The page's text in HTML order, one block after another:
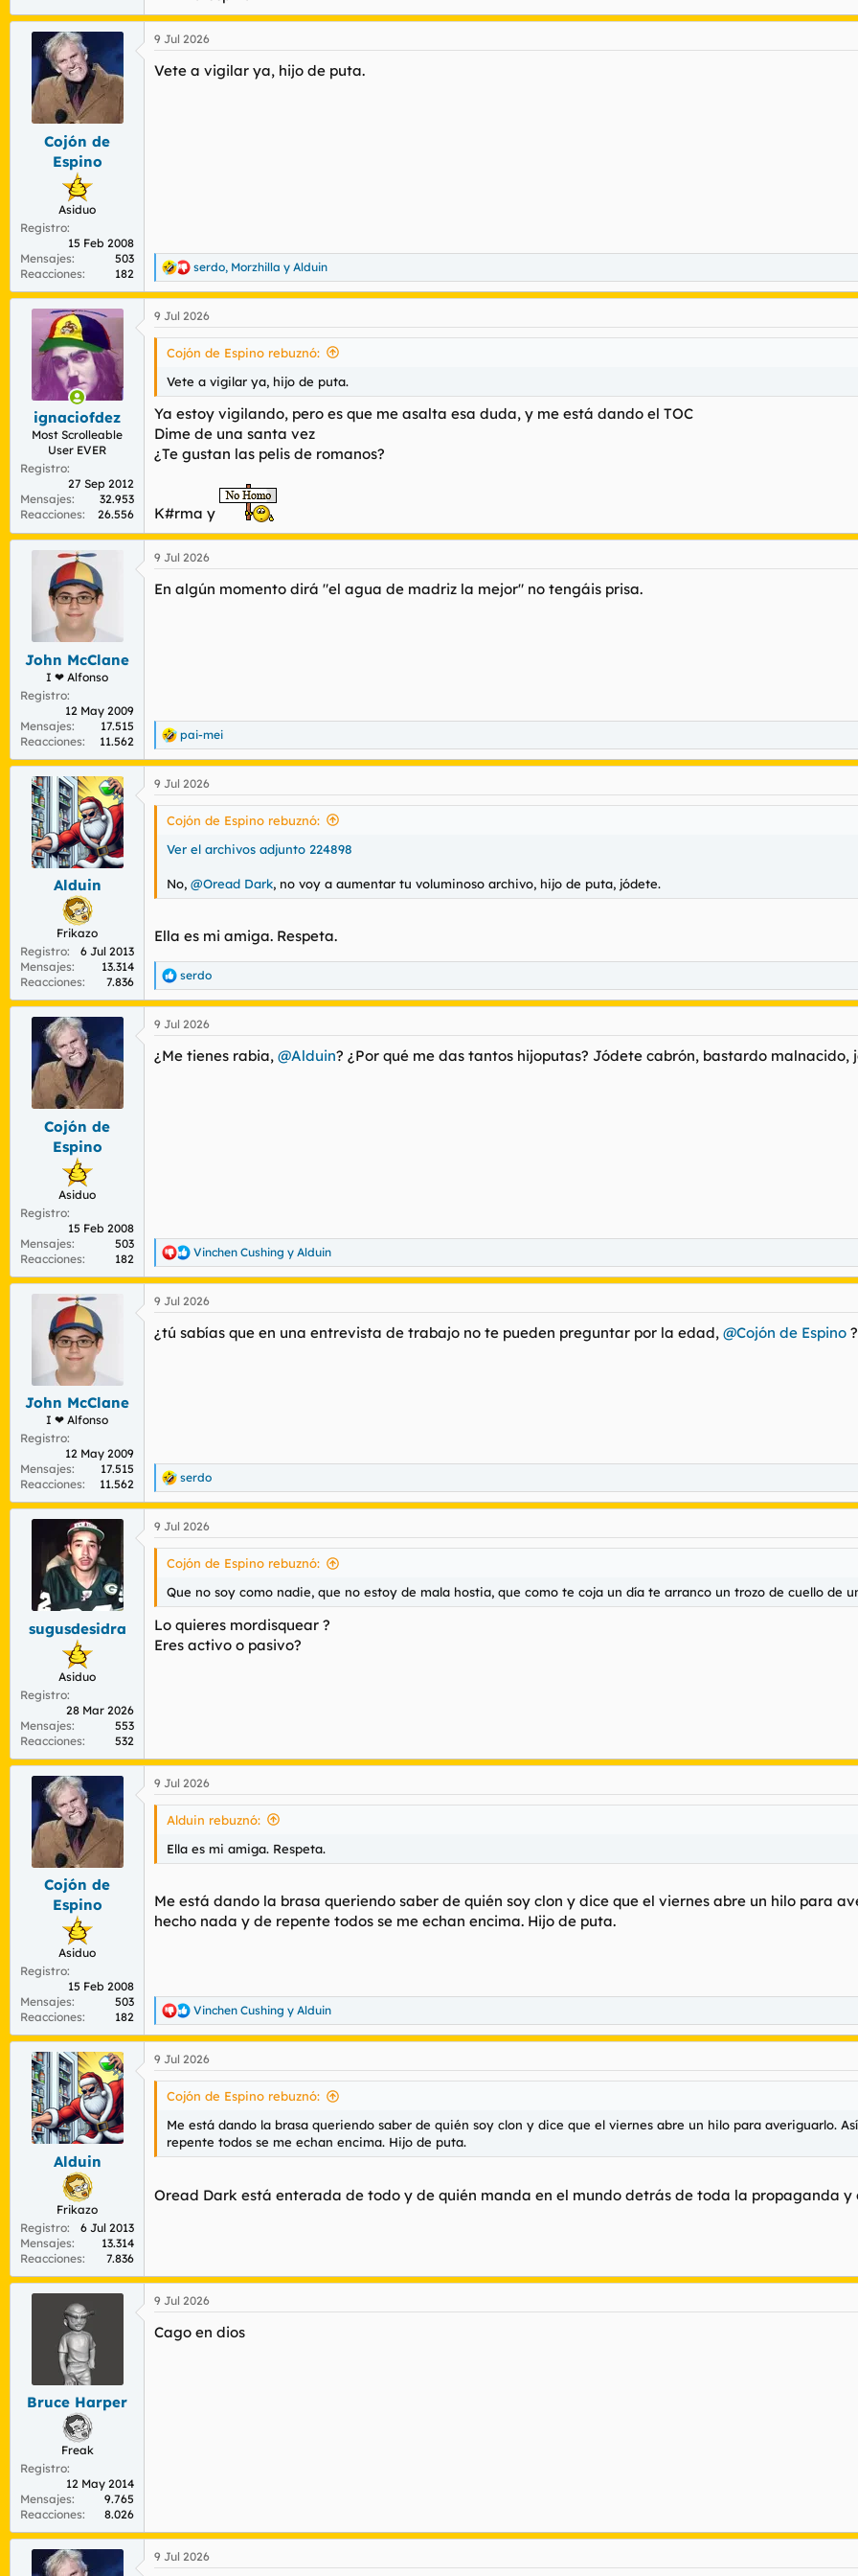
Cojón de
Espino
Asiduo
Registro
15 Feb 2008
Mensajes
503
Reacciones
182
9 Jul 2026
Vete a vigilar ya, hijo de puta.
R
e
a
c
c
n
e
s
:
serdo, Morzhilla y Alduin
ignaciofdez
Most Scrolleable
User EVER
Registro
27 Sep 2012
Mensajes
32.953
Reacciones
26.556
9 Jul 2026
Cojón de Espino rebuznó:
Vete a vigilar ya, hijo de puta.
Ya estoy vigilando, pero es que me asalta esa duda, y me está dando el TOC
Dime de una santa vez
¿Te gustan las pelis de romanos?
K#rma y
John McClane
I ❤ Alfonso
Registro
12 May 2009
Mensajes
17.515
Reacciones
11.562
9 Jul 2026
En algún momento dirá "el agua de madriz la mejor" no tengáis prisa.
R
e
a
c
c
n
pai-mei
Alduin
Frikazo
Registro
6 Jul 2013
Mensajes
13.314
Reacciones
7.836
9 Jul 2026
Cojón de Espino rebuznó:
Ver el archivos adjunto 224898
No, @Oread Dark, no voy a aumentar tu voluminoso archivo, hijo de puta, jódete.
Ella es mi amiga. Respeta.
R
e
a
c
i
serdo
Cojón de
Espino
Asiduo
Registro
15 Feb 2008
Mensajes
503
Reacciones
182
9 Jul 2026
¿Me tienes rabia, @Alduin? ¿Por qué me das tantos hijoputas? Jódete cabrón, bastardo malnacido,
R
e
a
c
i
Vinchen Cushing y Alduin
John McClane
I ❤ Alfonso
Registro
12 May 2009
Mensajes
17.515
Reacciones
11.562
9 Jul 2026
¿tú sabías que en una entrevista de trabajo no te pueden preguntar por la edad, @Cojón de Espino ?
R
e
a
c
c
n
e
s
:
serdo
sugusdesidra
Asiduo
Registro
28 Mar 2026
Mensajes
553
Reacciones
532
9 Jul 2026
Cojón de Espino rebuznó:
Que no soy como nadie, que no estoy de mala hostia, que como te coja un día te arranco un trozo de cuello de
Lo quieres mordisquear ?
Eres activo o pasivo?
Cojón de
Espino
Asiduo
Registro
15 Feb 2008
Mensajes
503
Reacciones
182
9 Jul 2026
Alduin rebuznó:
Ella es mi amiga. Respeta.
Me está dando la brasa queriendo saber de quién soy clon y dice que el viernes abre un hilo para
hecho nada y de repente todos se me echan encima. Hijo de puta.
R
e
a
c
c
s
Vinchen Cushing y Alduin
Alduin
Frikazo
Registro
6 Jul 2013
Mensajes
13.314
Reacciones
7.836
9 Jul 2026
Cojón de Espino rebuznó:
Me está dando la brasa queriendo saber de quién soy clon y dice que el viernes abre un hilo para averiguarlo.
repente todos se me echan encima. Hijo de puta.
Oread Dark está enterada de todo y de quién manda en el mundo detrás de toda la propaganda y
Bruce Harper
Freak
Registro
12 May 2014
Mensajes
9.765
Reacciones
8.026
9 Jul 2026
Cago en dios
9 Jul 2026